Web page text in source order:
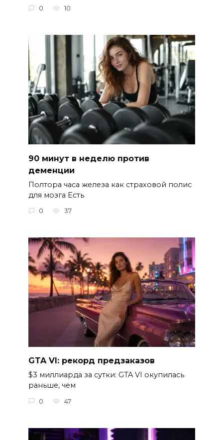
0 10
90 минут в неделю против
деменции
Полтора часа железа как страховой полис
для мозга Есть
0 37
GTA VI: рекорд предзаказов
$3 миллиарда за сутки: GTA VI окупилась
раньше, чем
0 47